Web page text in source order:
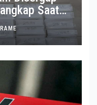
Saat
Tempat